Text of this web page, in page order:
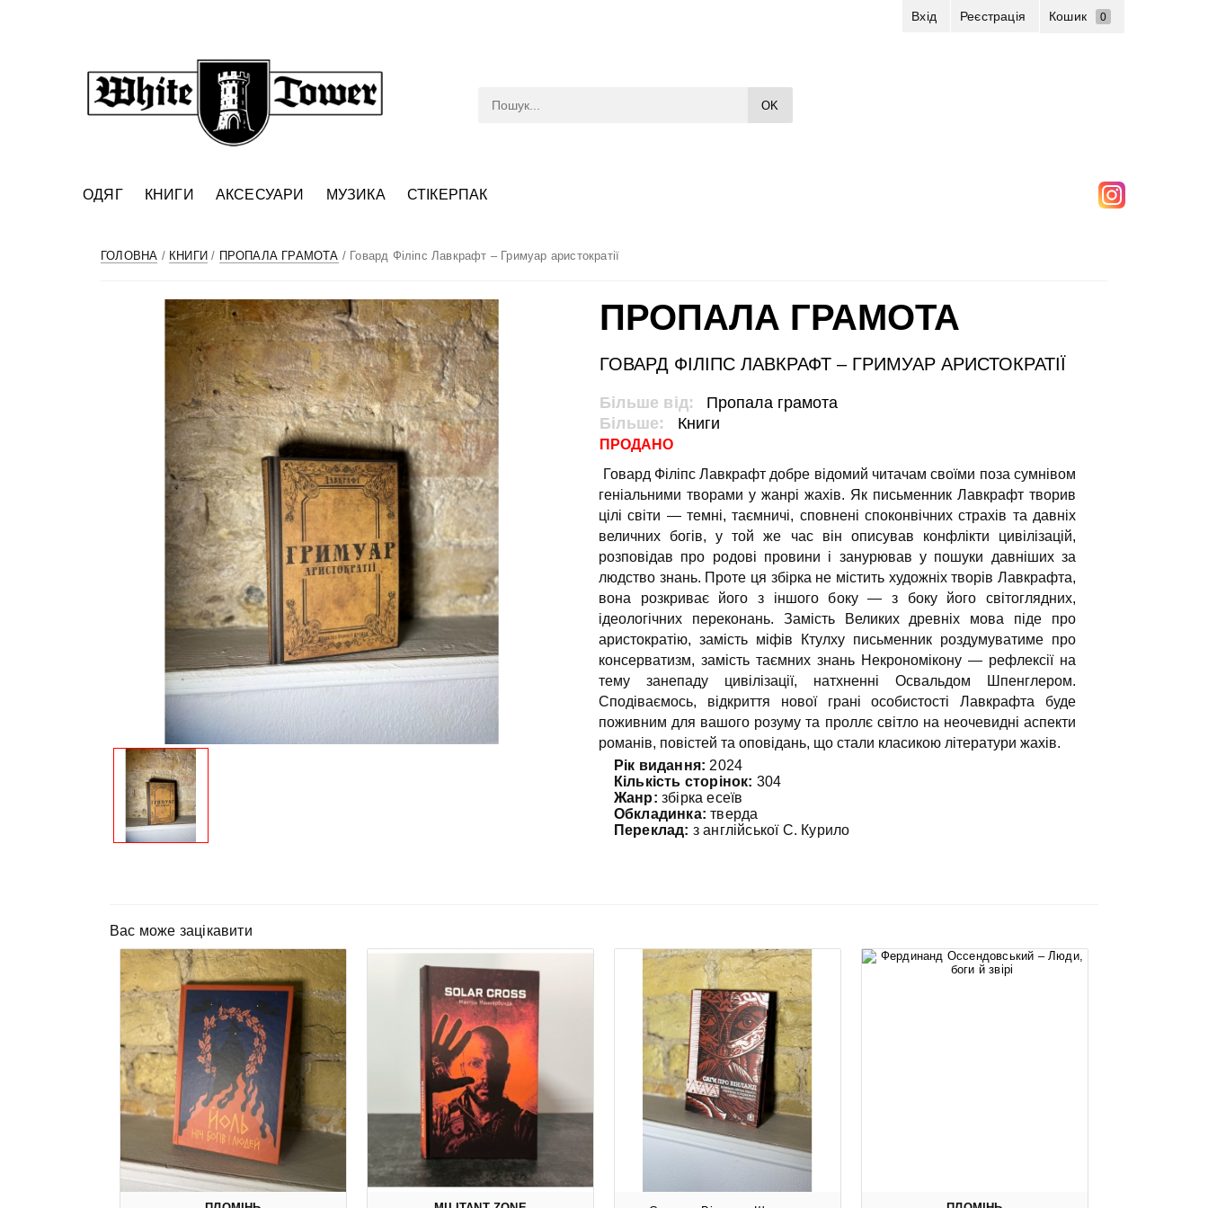
Вхід Реєстрація Кошик 0
ОДЯГ КНИГИ АКСЕСУАРИ МУЗИКА СТІКЕРПАК
ГОЛОВНА / КНИГИ / ПРОПАЛА ГРАМОТА / Говард Філіпс Лавкрафт – Гримуар аристократії
ПРОПАЛА ГРАМОТА
ГОВАРД ФІЛІПС ЛАВКРАФТ – ГРИМУАР АРИСТОКРАТІЇ
Більше від:
Пропала грамота
Більше:
Книги
ПРОДАНО
Говард Філіпс Лавкрафт добре відомий читачам своїми поза сумнівом
геніальними творами у жанрі жахів. Як письменник Лавкрафт творив
цілі світи — темні, таємничі, сповнені споконвічних страхів та давніх
величних богів, у той же час він описував конфлікти цивілізацій,
розповідав про родові провини і занурював у пошуки давніших за
людство знань. Проте ця збірка не містить художніх творів Лавкрафта,
вона розкриває його з іншого боку — з боку його світоглядних,
ідеологічних переконань. Замість Великих древніх мова піде про
аристократію, замість міфів Ктулху письменник роздумуватиме про
консерватизм, замість таємних знань Некрономікону — рефлексії на
тему занепаду цивілізації, натхненні Освальдом Шпенглером.
Сподіваємось, відкриття нової грані особистості Лавкрафта буде
поживним для вашого розуму та проллє світло на неочевидні аспекти
романів, повістей та оповідань, що стали класикою літератури жахів.
Рік видання: 2024
Кількість сторінок: 304
Жанр: збірка есеїв
Обкладинка: тверда
Переклад: з англійської С. Курило
Вас може зацікавити